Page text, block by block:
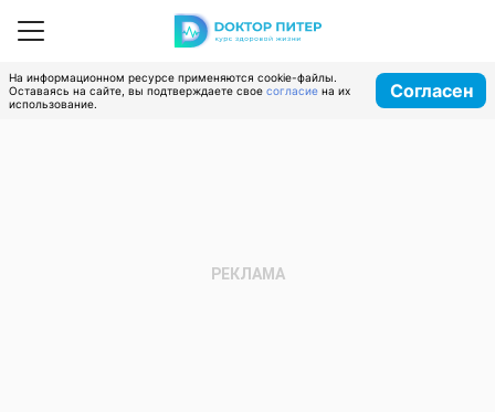
На информационном ресурсе применяются cookie-файлы.
Оставаясь на сайте, вы подтверждаете свое согласие на их
использование.
Согласен